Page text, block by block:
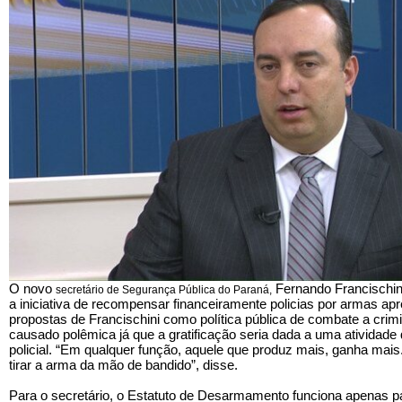
O novo secretário de Segurança Pública do Paraná, Fernando
a iniciativa de recompensar financeiramente policias por armas
propostas de Francischini como política pública de combate a
causado polêmica já que a gratificação seria dada a uma
policial. “Em qualquer função, aquele que produz mais, ganha
tirar a arma da mão de bandido”, disse.
Para o secretário, o Estatuto de Desarmamento funciona apenas